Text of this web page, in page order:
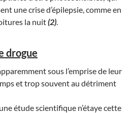
une crise d’épilepsie, comme en
la nuit(2).
drogue
sous l’emprise de leur
et trop souvent au détriment
étude scientifique n’étaye cette